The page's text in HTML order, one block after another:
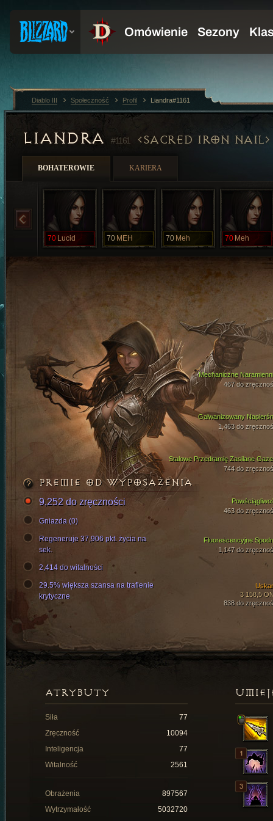
LIANDRA #1161 SACRED IRON NAIL
BOHATEROWIE KARIERA
70 Lucid 70 MEH 70 Meh 70 Meh
Galwanizowany
1,463 do
Stalowe Przedramię Zasilane
744 do
Mechaniczne
467 do
Fluorescencyjne
1,147 do
3 158,5
838 do
463 do
PREMIE OD WYPOSAŻENIA
9,252 do zręczności
Gniazda (0)
Regeneruje 37,906 pkt. życia na
sek.
2,414 do witalności
29.5% większa szansa na trafienie
krytyczne
ATRYBUTY
Siła
77
Zręczność
10094
Inteligencja
77
Witalność
2561
Obrażenia
897567
Wytrzymałość
5032720
Diablo III Społeczność Profil Liandra#1161